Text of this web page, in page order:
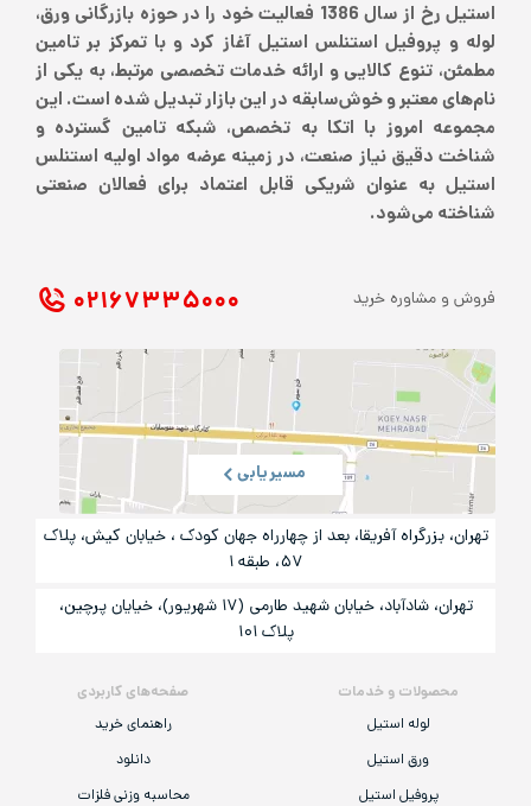
استیل رخ از سال 1386 فعالیت خود را در حوزه بازرگانی ورق،
لوله و پروفیل استنلس استیل آغاز کرد و با تمرکز بر تامین
مطمئن، تنوع کالایی و ارائه خدمات تخصصی مرتبط، به یکی از
نام‌های معتبر و خوش‌سابقه در این بازار تبدیل شده است. این
مجموعه امروز با اتکا به تخصص، شبکه تامین گسترده و
شناخت دقیق نیاز صنعت، در زمینه عرضه مواد اولیه استنلس
استیل به عنوان شریکی قابل اعتماد برای فعالان صنعتی
شناخته می‌شود.
محصولات و خدمات
لوله استیل
ورق استیل
پروفیل استیل
صفحه‌های کاربردی
راهنمای خرید
دانلود
محاسبه وزنی فلزات
فروش و مشاوره خرید ۰۲۱ ۶۷۳۳۵۰۰۰
مسیریابی
تهران، بزرگراه آفریقا، بعد از چهارراه جهان کودک ، خیابان کیش، پلاک
۵۷، طبقه ۱
تهران، شادآباد، خیابان شهید طارمی (۱۷ شهریور)، خیایان پرچین،
پلاک ۱۰۱